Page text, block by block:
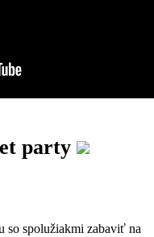
party
so spolužiakmi zabaviť na